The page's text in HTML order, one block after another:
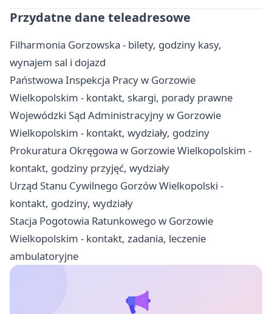
Przydatne dane teleadresowe
Filharmonia Gorzowska - bilety, godziny kasy,
wynajem sal i dojazd
Państwowa Inspekcja Pracy w Gorzowie
Wielkopolskim - kontakt, skargi, porady prawne
Wojewódzki Sąd Administracyjny w Gorzowie
Wielkopolskim - kontakt, wydziały, godziny
Prokuratura Okręgowa w Gorzowie Wielkopolskim -
kontakt, godziny przyjęć, wydziały
Urząd Stanu Cywilnego Gorzów Wielkopolski -
kontakt, godziny, wydziały
Stacja Pogotowia Ratunkowego w Gorzowie
Wielkopolskim - kontakt, zadania, leczenie
ambulatoryjne